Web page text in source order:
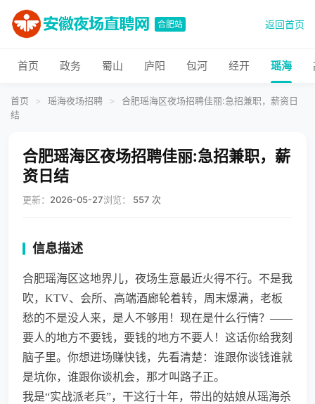
合肥站 返回首页
首页 政务 蜀山 庐阳 包河 经开 瑶海
首页 > 瑶海夜场招聘 >
合肥瑶海区夜场招聘佳丽:急招兼职，薪资日
结
合肥瑶海区夜场招聘佳丽:急招兼职，薪
资日结
更新： 2026-05-27浏览： 557 次
信息描述
合肥瑶海区这地界儿，夜场生意最近火得不行。不是我
吹，KTV、会所、高端酒廊轮着转，周末爆满，老板
愁的不是没人来，是人不够用！现在是什么行情？——
要人的地方不要钱，要钱的地方不要人！这话你给我刻
脑子里。你想进场赚快钱，先看清楚：谁跟你谈钱谁就
是坑你，谁跟你谈机会，那才叫路子正。
我是“实战派老兵”，干这行十年，带出的姑娘从瑶海杀